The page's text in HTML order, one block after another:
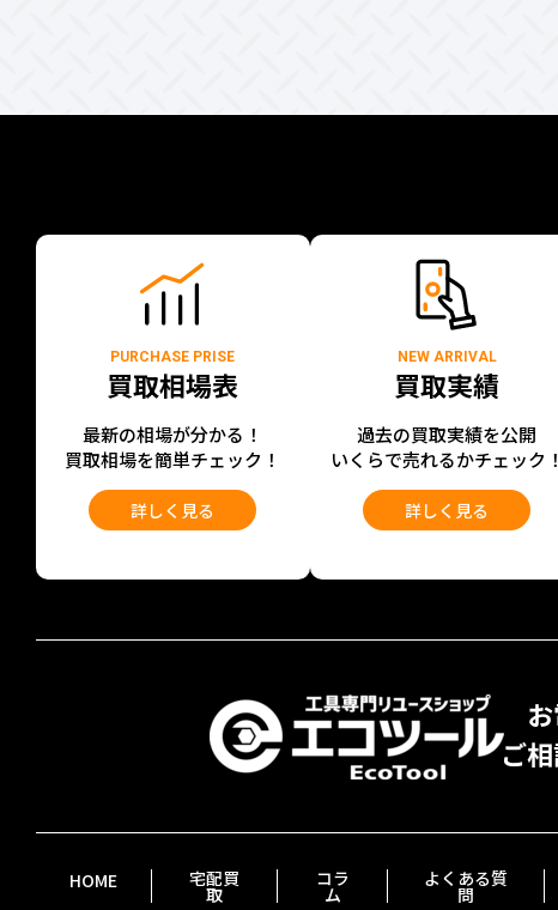
PURCHASE PRISE
買取相場表
最新の相場が分かる！
買取相場を簡単チェック！
詳しく見る
NEW ARRIVAL
買取実績
過去の買取実績を公開
いくらで売れるかチェック！
詳しく見る
HOME 宅配買
取
コラ
ム
よくある質
問